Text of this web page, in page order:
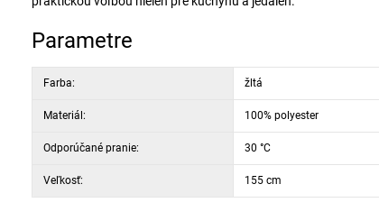
Parametre
Farba: žltá
Materiál: 100% polyester
Odporúčané pranie: 30 °C
Veľkosť: 155 cm